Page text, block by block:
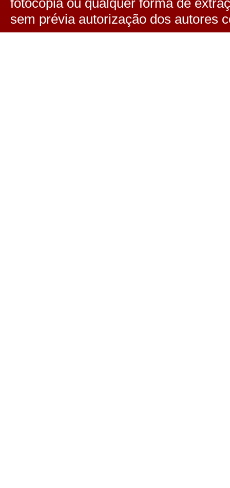
fotocópia ou qualquer forma de
sem prévia autorização dos autores